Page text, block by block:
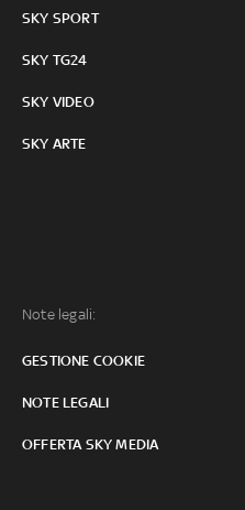
SKY SPORT
SKY TG24
SKY VIDEO
SKY ARTE
Note legali:
GESTIONE COOKIE
NOTE LEGALI
OFFERTA SKY MEDIA